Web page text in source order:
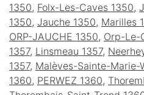
1350, Folx-Les-Caves 1350,
1350, Jauche 1350, Marilles
ORP-JAUCHE 1350, Orp-Le-
1357, Linsmeau 1357,
1357, Malèves-Sainte-Marie-
1360, PERWEZ 1360,